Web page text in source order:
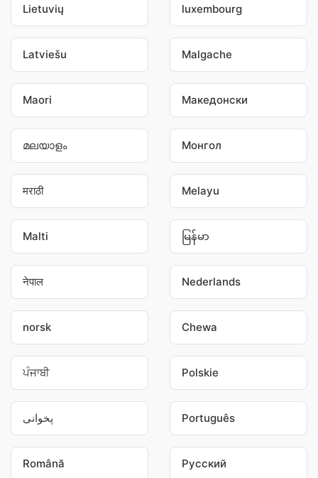
Lietuvių luxembourg
Latviešu Malgache
Maori Македонски
മലയാളം Монгол
मराठी Melayu
Malti မြန်မာ
नेपाल Nederlands
norsk Chewa
ਪੰਜਾਬੀ Polskie
پخوانی Português
Română Pусский